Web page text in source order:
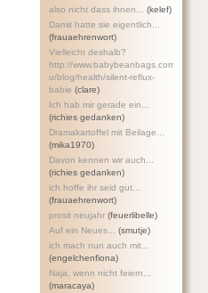
also nicht dass ihnen...
(kelef)
Damit hatte sie eigentlich...
(frauaehrenwort)
Vielleicht deshalb?
http://www.babybeanbags.com.a
u/blog/health/silent-reflux-
babie (clare)
Ich hab mir gerade ein...
(richies gedanken)
Dramakartoffel mit Beilage...
(mika1970)
Davon kennen wir auch...
(richies gedanken)
ich hoffe ihr seid gut...
(frauaehrenwort)
prosit neujahr (feuerlibelle)
Auf ein Neues...
(smutje)
ich mach nun auch mit...
(engelchenfiona)
Naja, wenn nicht feiern...
(maracaya)